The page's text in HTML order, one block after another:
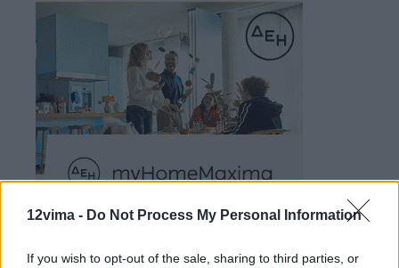
12vima - Do Not Process My Personal Information
If you wish to opt-out of the sale, sharing to third parties, or